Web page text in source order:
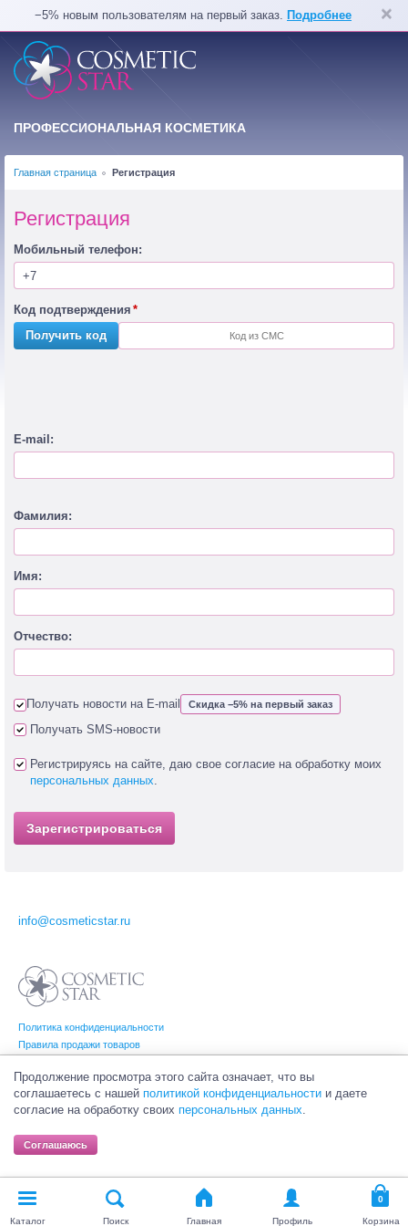
−5% новым пользователям на первый заказ. Подробнее
ПРОФЕССИОНАЛЬНАЯ КОСМЕТИКА
Главная страница Регистрация
Регистрация
Мобильный телефон:
Код подтверждения
Получить код
E-mail:
Фамилия:
Имя:
Отчество:
Получать новости на E-mail Скидка −5% на первый заказ
Получать SMS-новости
Регистрируясь на сайте, даю свое согласие на обработку моих
персональных данных
Зарегистрироваться
Политика конфиденциальности
Правила продажи товаров
info@cosmeticstar.ru
(Косметик Стар). Все права на товарные знаки принадлежат их законным
владельцам.
Каталог Поиск Главная Профиль Корзина
Продолжение просмотра этого сайта означает, что вы
соглашаетесь с нашей политикой конфиденциальности и даете
согласие на обработку своих персональных данных.
Соглашаюсь